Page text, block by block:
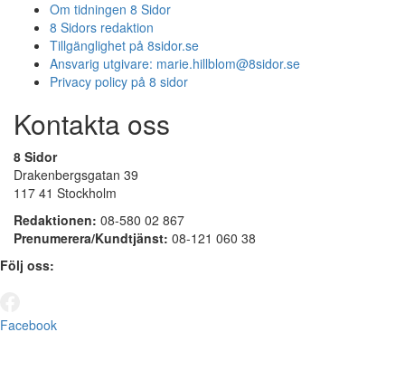
Om tidningen 8 Sidor
8 Sidors redaktion
Tillgänglighet på 8sidor.se
Ansvarig utgivare: marie.hillblom@8sidor.se
Privacy policy på 8 sidor
Kontakta oss
8 Sidor
Drakenbergsgatan 39
117 41 Stockholm
Redaktionen: 08-580 02 867
Prenumerera/Kundtjänst: 08-121 060 38
Följ oss:
Facebook